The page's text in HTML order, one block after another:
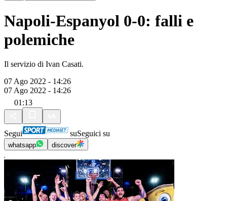
Napoli-Espanyol 0-0: falli e
polemiche
Il servizio di Ivan Casati.
07 Ago 2022 - 14:26
07 Ago 2022 - 14:26
01:13
Segui suSeguici su
whatsapp discover